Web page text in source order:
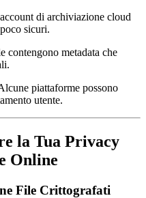
di archiviazione cloud
sicuri.
contengono metadata che
piattaforme possono
utente.
la Tua Privacy
Online
File Crittografati